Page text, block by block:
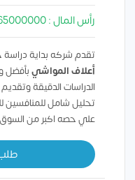
رأس المال : 65000000$
تقدم شركه بداية دراسة جدوي في
أعلاف المواشيبأفضل
الدراسات الدقيقة
تحليل شامل للمنافسين
علي حصه اكبر من السوق